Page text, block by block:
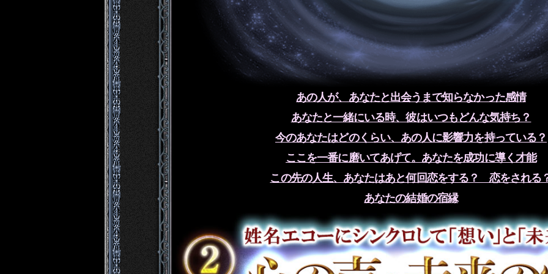
あの人が、あなたと出会うまで知らなかった感情
あなたと一緒にいる時、彼はいつもどんな気持ち？
今のあなたはどのくらい、あの人に影響力を持っている？
ここを一番に磨いてあげて。あなたを成功に導く才能
この先の人生、あなたはあと何回恋をする？ 恋をされる
あなたの結婚の宿縁